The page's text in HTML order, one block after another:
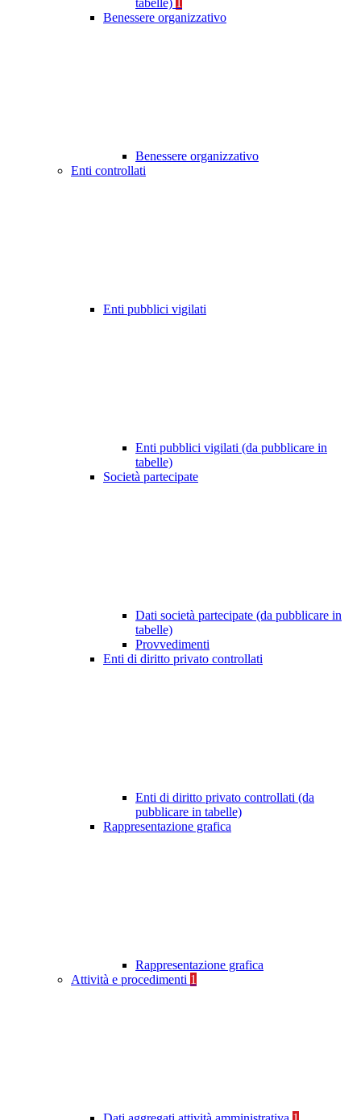
tabelle)
Benessere organizzativo
Benessere organizzativo
Enti controllati
Enti pubblici vigilati
Enti pubblici vigilati (da pubblicare in
tabelle)
Società partecipate
Dati società partecipate (da pubblicare in
tabelle)
Provvedimenti
Enti di diritto privato controllati
Enti di diritto privato controllati (da
pubblicare in tabelle)
Rappresentazione grafica
Rappresentazione grafica
Attività e procedimenti 1